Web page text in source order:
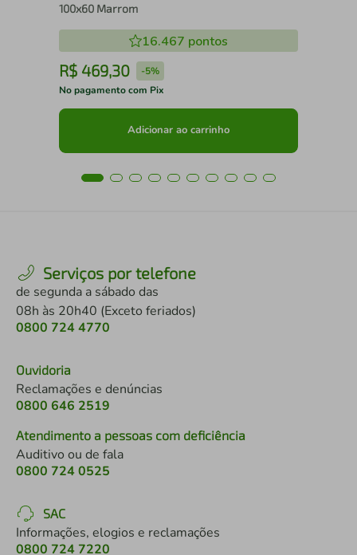
100x60 Marrom
16.467 pontos
R$ 469,30 -5%
No pagamento com Pix
Adicionar ao carrinho
Serviços por telefone
de segunda a sábado das
08h às 20h40 (Exceto feriados)
0800 724 4770
Ouvidoria
Reclamações e denúncias
0800 646 2519
Atendimento a pessoas com deficiência
Auditivo ou de fala
0800 724 0525
SAC
Informações, elogios e reclamações
0800 724 7220